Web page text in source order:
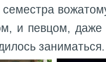
семестра
и певцом,
заниматься.